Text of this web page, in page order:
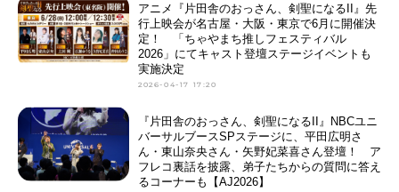
アニメ『片田舎のおっさん、剣聖になるII』先
行上映会が名古屋・大阪・東京で6月に開催決
定！ 「ちゃやまち推しフェスティバル
2026」にてキャスト登壇ステージイベントも
実施決定
2026-04-17 17:20
『片田舎のおっさん、剣聖になるII』NBCユニ
バーサルブースSPステージに、平田広明さ
ん・東山奈央さん・矢野妃菜喜さん登壇！ ア
フレコ裏話を披露、弟子たちからの質問に答え
るコーナーも【AJ2026】